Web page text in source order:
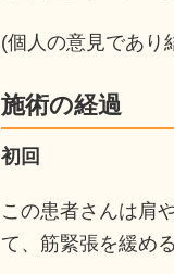
(個人の意見であり
施術の経過
初回
この患者さんは肩
て、筋緊張を緩め